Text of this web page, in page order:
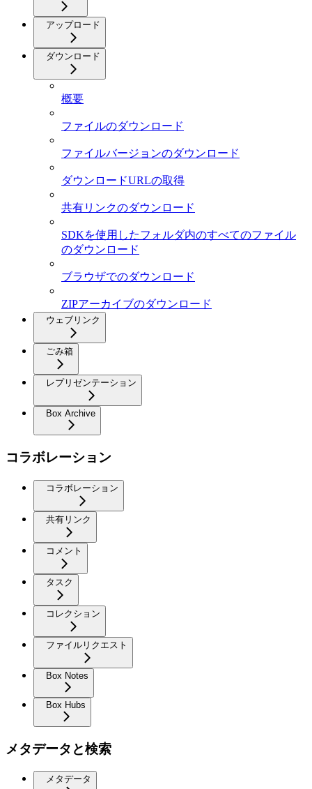
アップロード
ダウンロード
概要
ファイルのダウンロード
ファイルバージョンのダウンロード
ダウンロードURLの取得
共有リンクのダウンロード
SDKを使用したフォルダ内のすべてのファイル
のダウンロード
ブラウザでのダウンロード
ZIPアーカイブのダウンロード
ウェブリンク
ごみ箱
レプリゼンテーション
Box Archive
コラボレーション
コラボレーション
共有リンク
コメント
タスク
コレクション
ファイルリクエスト
Box Notes
Box Hubs
メタデータと検索
メタデータ